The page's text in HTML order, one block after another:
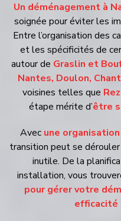
Un déménagement à
soignée pour éviter les
Entre l’organisation des
et les spécificités de
autour de Graslin et
Nantes, Doulon,
voisines telles que
étape mérite d’être
Avec une
transition peut se
inutile. De la
installation, vous
pour gérer votre